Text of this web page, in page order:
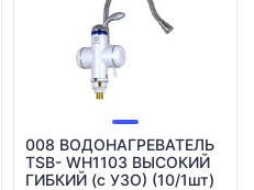
008 ВОДОНАГРЕВАТЕЛЬ
TSB- WH1103 ВЫСОКИЙ
ГИБКИЙ (с УЗО) (10/1шт)